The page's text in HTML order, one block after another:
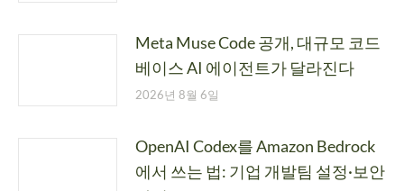
Meta Muse Code 공개, 대규모 코드
베이스 AI 에이전트가 달라진다
2026년 8월 6일
OpenAI Codex를 Amazon Bedrock
에서 쓰는 법: 기업 개발팀 설정·보안